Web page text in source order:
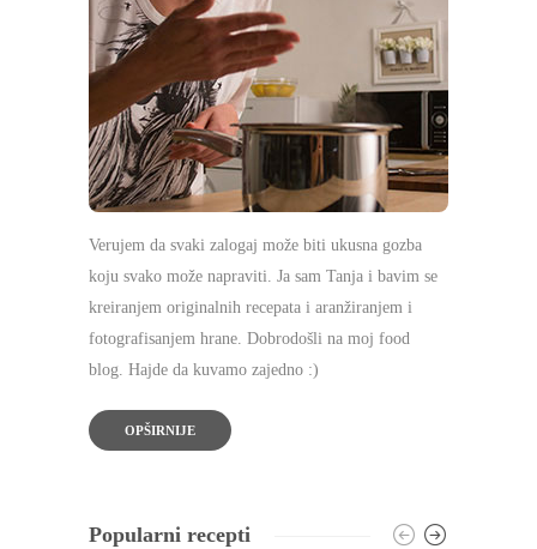
Verujem da svaki zalogaj može biti ukusna gozba
koju svako može napraviti. Ja sam Tanja i bavim se
kreiranjem originalnih recepata i aranžiranjem i
fotografisanjem hrane. Dobrodošli na moj food
blog. Hajde da kuvamo zajedno :)
OPŠIRNIJE
Popularni recepti